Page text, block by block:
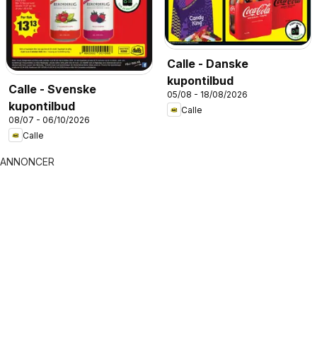
Calle - Svenske
kupontilbud
08/07 - 06/10/2026
Calle
Calle - Danske
kupontilbud
05/08 - 18/08/2026
Calle
ANNONCER